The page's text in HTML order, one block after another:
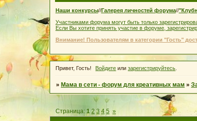
Наши конкурсы//Галерея личностей форума//
Участниками форума могут быть только
Если Вы хотите принять участие в форуме,
Внимание! Пользователям в категории "Гость"
Привет, Гость! Войдите илизарегистрируйтесь
» Мама в сети - форум для креативных мам »
Страница: 1 2 3 4 5 »